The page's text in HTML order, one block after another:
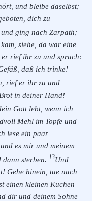
und bleibe daselbst;
dich zu
ging nach Zarpath;
siehe, da war eine
er rief ihr zu und sprach:
daß ich trinke!
rief er ihr zu und
in deiner Hand!
Gott lebt, wenn ich
Mehl im Topfe und
lese ein paar
es mir und meinem
dann sterben. 13Und
Gehe hinein, tue nach
einen kleinen Kuchen
dir und deinem Sohne